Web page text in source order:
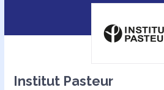
Institut Pasteur